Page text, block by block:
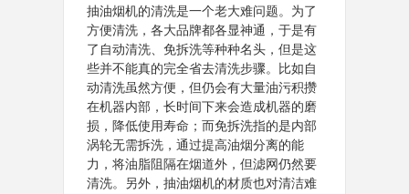
抽油烟机的清洗是一个老大难问题。为了
方便清洗，各大品牌都各显神通，于是有
了自动清洗、免拆洗等种种名头，但是这
些并不能真的完全省去清洗步骤。比如自
动清洗虽然方便，但仍会有大量油污积攒
在机器内部，长时间下来会造成机器的磨
损，降低使用寿命；而免拆洗指的是内部
涡轮无需拆洗，通过提高油烟分离的能
力，将油脂阻隔在烟道外，但滤网仍然要
清洗。另外，抽油烟机的材质也对清洁难